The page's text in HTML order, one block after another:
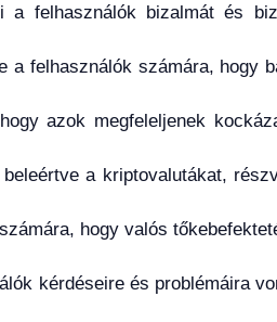
a felhasználók bizalmát és
a felhasználók számára, hogy
azok megfeleljenek
a kriptovalutákat,
hogy valós
kérdéseire és problémáira